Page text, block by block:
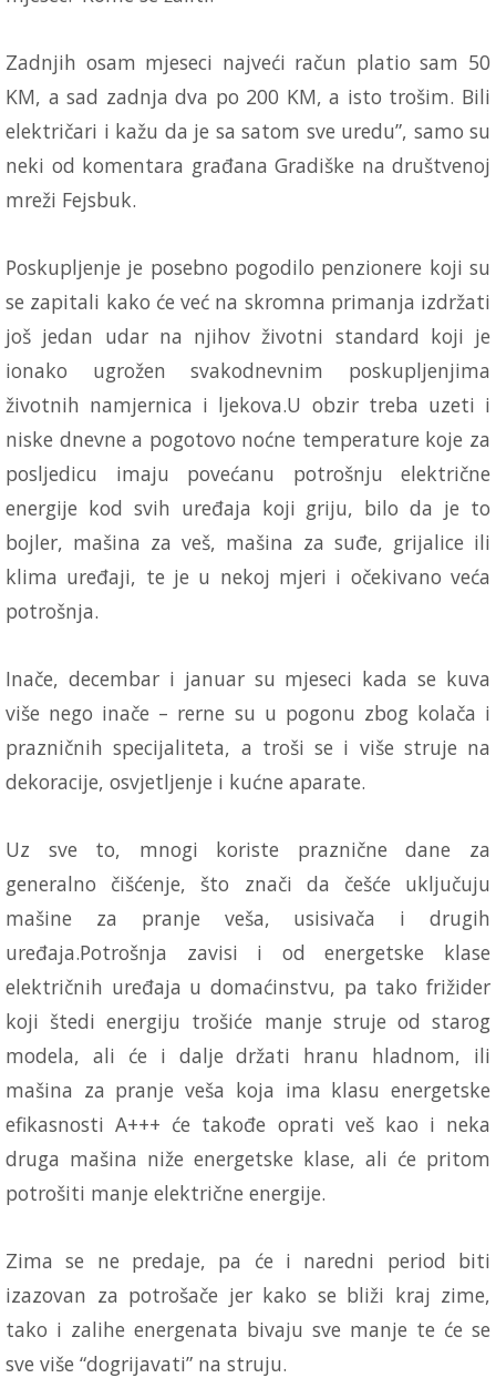
Zadnjih osam mjeseci najveći račun platio sam 50
KM, a sad zadnja dva po 200 KM, a isto trošim. Bili
električari i kažu da je sa satom sve uredu”, samo su
neki od komentara građana Gradiške na društvenoj
mreži Fejsbuk.
Poskupljenje je posebno pogodilo penzionere koji su
se zapitali kako će već na skromna primanja izdržati
još jedan udar na njihov životni standard koji je
ionako ugrožen svakodnevnim poskupljenjima
životnih namjernica i ljekova.U obzir treba uzeti i
niske dnevne a pogotovo noćne temperature koje za
posljedicu imaju povećanu potrošnju električne
energije kod svih uređaja koji griju, bilo da je to
bojler, mašina za veš, mašina za suđe, grijalice ili
klima uređaji, te je u nekoj mjeri i očekivano veća
potrošnja.
Inače, decembar i januar su mjeseci kada se kuva
više nego inače – rerne su u pogonu zbog kolača i
prazničnih specijaliteta, a troši se i više struje na
dekoracije, osvjetljenje i kućne aparate.
Uz sve to, mnogi koriste praznične dane za
generalno čišćenje, što znači da češće uključuju
mašine za pranje veša, usisivača i drugih
uređaja.Potrošnja zavisi i od energetske klase
električnih uređaja u domaćinstvu, pa tako frižider
koji štedi energiju trošiće manje struje od starog
modela, ali će i dalje držati hranu hladnom, ili
mašina za pranje veša koja ima klasu energetske
efikasnosti A+++ će takođe oprati veš kao i neka
druga mašina niže energetske klase, ali će pritom
potrošiti manje električne energije.
Zima se ne predaje, pa će i naredni period biti
izazovan za potrošače jer kako se bliži kraj zime,
tako i zalihe energenata bivaju sve manje te će se
sve više “dogrijavati” na struju.